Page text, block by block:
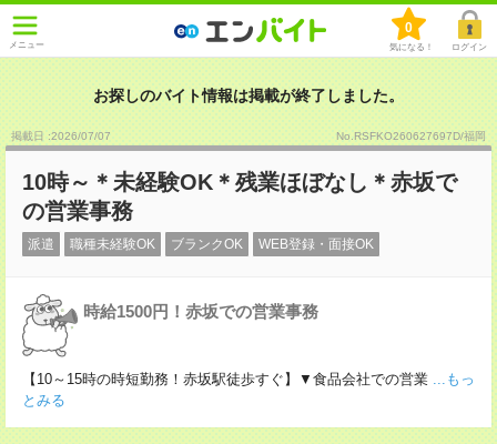
メニュー
0
気になる！ ログイン
お探しのバイト情報は掲載が終了しました。
掲載日 :2026/07/07 No.RSFKO260627697D/福岡
10時～＊未経験OK＊残業ほぼなし＊赤坂で
の営業事務
派遣 職種未経験OK ブランクOK WEB登録・面接OK
時給1500円！赤坂での営業事務
【10～15時の時短勤務！赤坂駅徒歩すぐ】▼食品会社での営業 ...もっ
とみる